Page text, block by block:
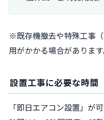
※既存機撤去や特殊工事
用がかかる場合があります
設置工事に必要な時間
「即日エアコン設置」が